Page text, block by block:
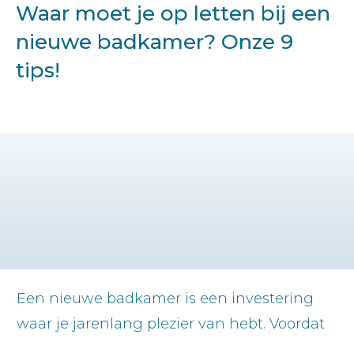
Waar moet je op letten bij een
nieuwe badkamer? Onze 9
tips!
Een nieuwe badkamer is een investering
waar je jarenlang plezier van hebt. Voordat